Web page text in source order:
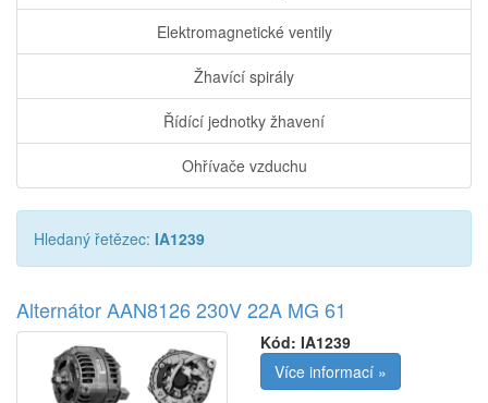
Elektromagnetické ventily
Žhavící spirály
Řídící jednotky žhavení
Ohřívače vzduchu
Hledaný řetězec: IA1239
Alternátor AAN8126 230V 22A MG 61
Kód: IA1239
Více informací »